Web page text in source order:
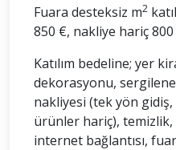
Fuara desteksiz m2
850 €, nakliye hariç 800
Katılım bedeline; yer
dekorasyonu,
nakliyesi (tek yön
ürünler hariç), temizlik,
internet bağlantısı,